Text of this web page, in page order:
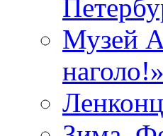
Музей
наголо!»